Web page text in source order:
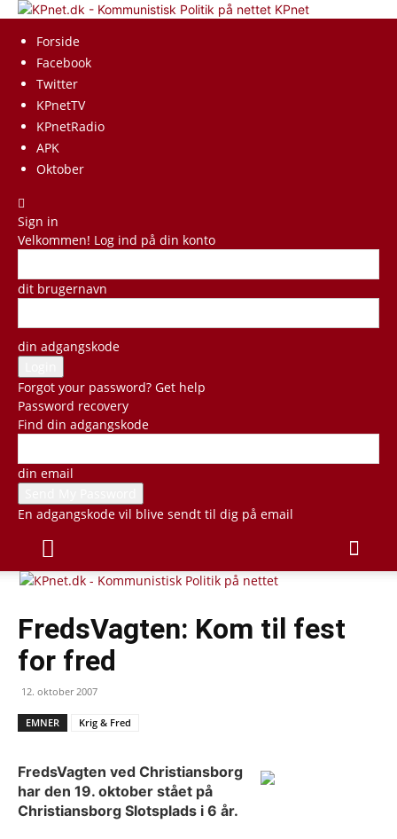
KPnet
Forside
Facebook
Twitter
KPnetTV
KPnetRadio
APK
Oktober
Sign in
Velkommen! Log ind på din konto
dit brugernavn
din adgangskode
Forgot your password? Get help
Password recovery
Find din adgangskode
din email
En adgangskode vil blive sendt til dig på email
FredsVagten: Kom til fest
for fred
12. oktober 2007
EMNER Krig & Fred
FredsVagten ved Christiansborg
har den 19. oktober stået på
Christiansborg Slotsplads i 6 år.